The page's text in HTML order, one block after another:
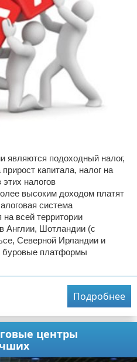
являются подоходный налог,
капитала, налог на
налогов
высоким доходом платят
система
всей территории
Англии, Шотландии (с
Северной Ирландии и
буровые платформы
Подробнее
центры